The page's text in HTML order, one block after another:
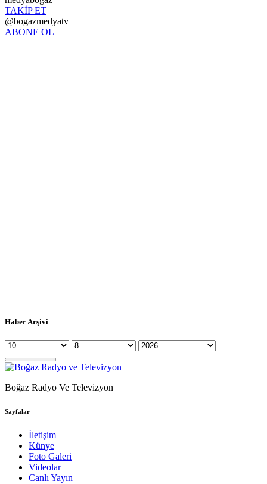
TAKİP ET
@bogazmedyatv
ABONE OL
Haber Arşivi
Boğaz Radyo Ve Televizyon
Sayfalar
İletişim
Künye
Foto Galeri
Videolar
Canlı Yayın